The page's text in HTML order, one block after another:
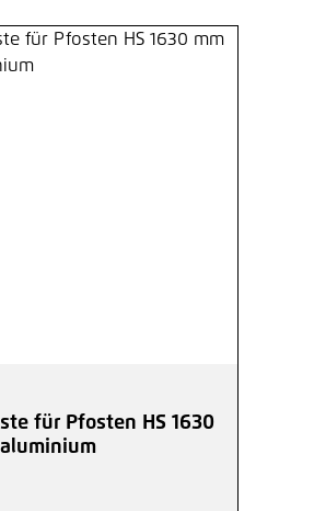
für Pfosten HS 1630